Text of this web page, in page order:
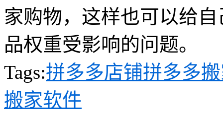
家购物，这样也可以给
品权重受影响的问题。
Tags:拼多多店铺拼多多
搬家软件